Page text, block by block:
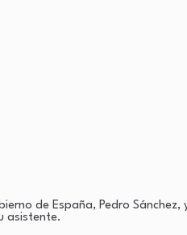
de España, Pedro Sánchez,
asistente.